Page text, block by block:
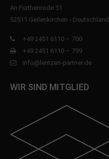
An Fürthenrode 51
52511 Geilenkirchen - Deutschland
+49 2451 6110 – 700
+49 2451 6110 – 799
info@lentzen-partner.de
WIR SIND MITGLIED